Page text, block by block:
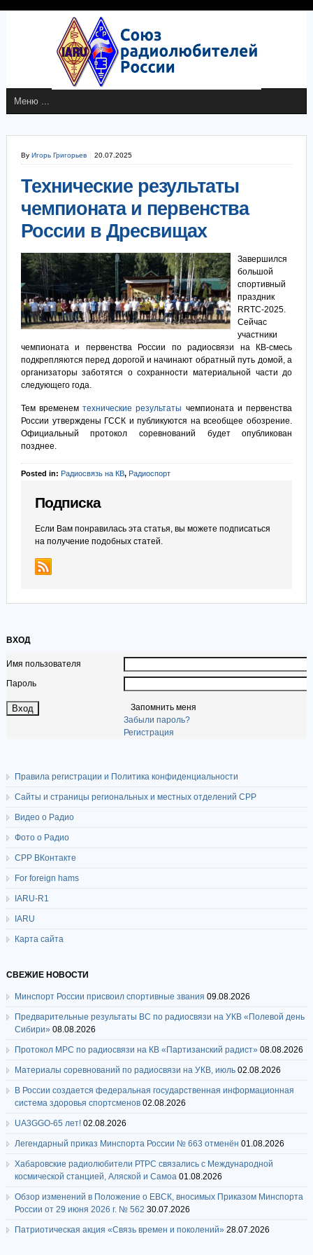
By Игорь Григорьев 20.07.2025
Технические результаты
чемпионата и первенства
России в Дресвищах
Завершился
большой
спортивный
праздник
RRTC-2025.
Сейчас
участники
чемпионата и первенства России по радиосвязи на КВ-смесь
подкрепляются перед дорогой и начинают обратный путь домой, а
организаторы заботятся о сохранности материальной части до
следующего года.
Тем временемтехнические результаты чемпионата и первенства
России утверждены ГССК и публикуются на всеобщее обозрение.
Официальный протокол соревнований будет опубликован
позднее.
Posted in: Радиосвязь на КВ, Радиоспорт
Подписка
Если Вам понравилась эта статья, вы можете подписаться
на получение подобных статей.
ВХОД
Имя пользователя
Пароль
Запомнить меня
Забыли пароль?
Регистрация
Правила регистрации и Политика конфиденциальности
Сайты и страницы региональных и местных отделений СРР
Видео о Радио
Фото о Радио
СРР ВКонтакте
For foreign hams
IARU-R1
IARU
Карта сайта
СВЕЖИЕ НОВОСТИ
Минспорт России присвоил спортивные звания 09.08.2026
Предварительные результаты ВС по радиосвязи на УКВ «Полевой день
Сибири» 08.08.2026
Протокол МРС по радиосвязи на КВ «Партизанский радист» 08.08.2026
Материалы соревнований по радиосвязи на УКВ, июль 02.08.2026
В России создается федеральная государственная информационная
система здоровья спортсменов 02.08.2026
UA3GGO-65 лет! 02.08.2026
Легендарный приказ Минспорта России № 663 отменён 01.08.2026
Хабаровские радиолюбители РТРС связались с Международной
космической станцией, Аляской и Самоа 01.08.2026
Обзор изменений в Положение о ЕВСК, вносимых Приказом Минспорта
России от 29 июня 2026 г. № 562 30.07.2026
Патриотическая акция «Связь времен и поколений» 28.07.2026